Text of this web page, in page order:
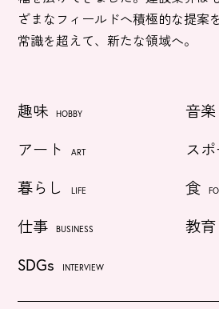
ざまなフィールドへ積極的な提案
常識を超えて、新たな領域へ。
趣味 HOBBY 音楽
アート ART ス
暮らし LIFE 食
仕事 BUSINESS 教育
SDGs INTERVIEW